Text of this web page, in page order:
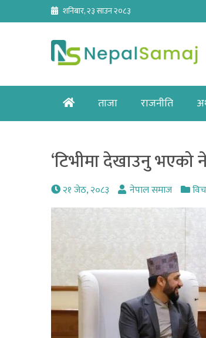
content
शनिबार, २३ साउन २०८३
Homeताजा राजनीति
‘टिभीमा देखाउनु भएको
२१ जेठ, २०८३ नेपाल समाज